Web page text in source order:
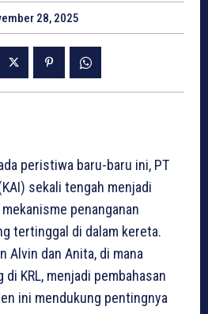
28, 2025
peristiwa baru-baru ini, PT
sekali tengah menjadi
penanganan
tertinggal di dalam kereta.
Alvin dan Anita, di mana
KRL, menjadi pembahasan
ini mendukung pentingnya